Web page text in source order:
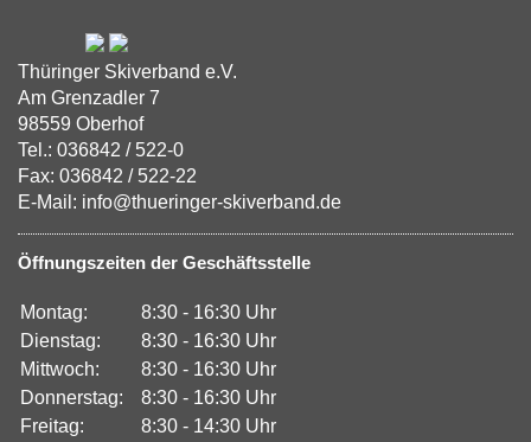
Thüringer Skiverband e.V.
Am Grenzadler 7
98559 Oberhof
Tel.: 036842 / 522-0
Fax: 036842 / 522-22
E-Mail: info@thueringer-skiverband.de
Öffnungszeiten der Geschäftsstelle
Montag:
8:30 - 16:30 Uhr
Dienstag:
8:30 - 16:30 Uhr
Mittwoch:
8:30 - 16:30 Uhr
Donnerstag:
8:30 - 16:30 Uhr
Freitag:
8:30 - 14:30 Uhr